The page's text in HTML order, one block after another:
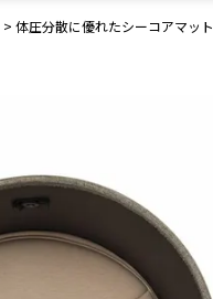
体圧分散に優れたシーコアマット